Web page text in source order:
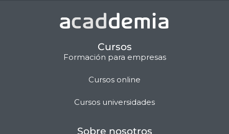
Cursos
Formación para empresas
Cursos online
Cursos universidades
Sobre nosotros